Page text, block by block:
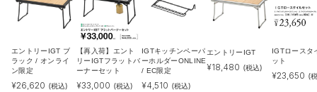
エントリーIGT ブ
ラック / オンライ
ン限定
¥26,620 (税込)
【再入荷】エント
リーIGTフラットバ
ーナーセット
¥33,000 (税込)
IGTキッチンペーパ
ーホルダーONLINE
/ EC限定
¥4,510 (税込)
エントリーIGT
¥18,480 (税込)
IGTロースタ
ット
¥23,650 (